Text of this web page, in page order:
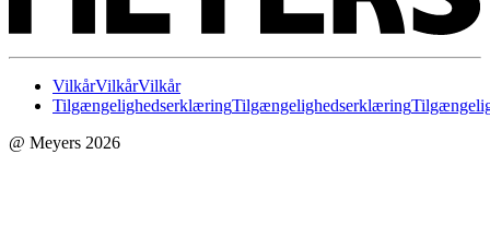
VilkårVilkårVilkår
TilgængelighedserklæringTilgængelighedserklæring
@ Meyers 2026